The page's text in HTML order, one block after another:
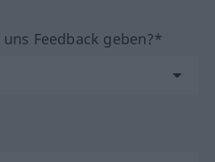
Feedback geben?*